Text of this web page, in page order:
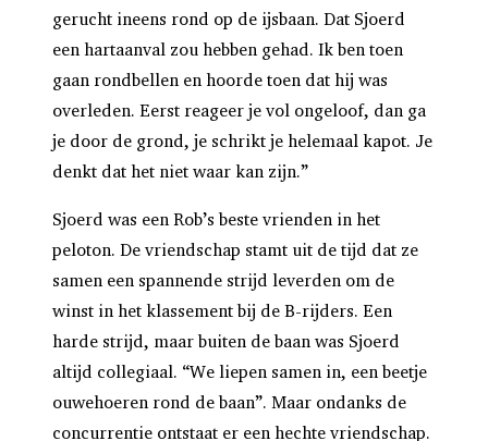
gerucht ineens rond op de ijsbaan. Dat Sjoerd
een hartaanval zou hebben gehad. Ik ben toen
gaan rondbellen en hoorde toen dat hij was
overleden. Eerst reageer je vol ongeloof, dan ga
je door de grond, je schrikt je helemaal kapot. Je
denkt dat het niet waar kan zijn.”
Sjoerd was een Rob’s beste vrienden in het
peloton. De vriendschap stamt uit de tijd dat ze
samen een spannende strijd leverden om de
winst in het klassement bij de B-rijders. Een
harde strijd, maar buiten de baan was Sjoerd
altijd collegiaal. “We liepen samen in, een beetje
ouwehoeren rond de baan”. Maar ondanks de
concurrentie ontstaat er een hechte vriendschap.